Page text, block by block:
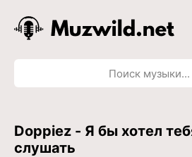
Doppiez - Я бы хотел
слушать